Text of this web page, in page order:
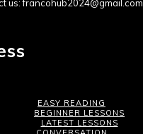
us:francohub2024@gmail.com
EASY READING
BEGINNER LESSONS
LATEST LESSONS